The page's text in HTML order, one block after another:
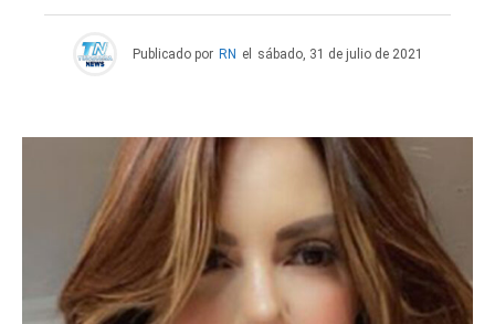
Publicado por RN el sábado, 31 de julio de 2021